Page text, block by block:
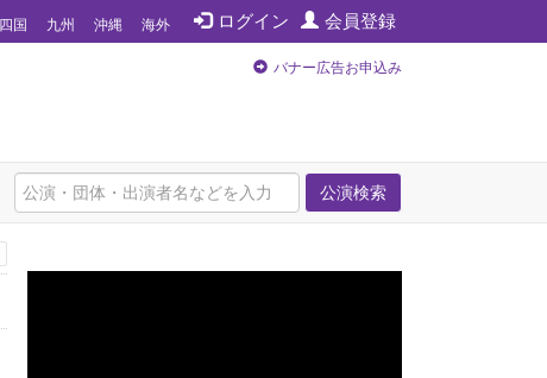
ログイン 会員登録
四国 九州 沖縄 海外
バナー広告お申込み
公演検索